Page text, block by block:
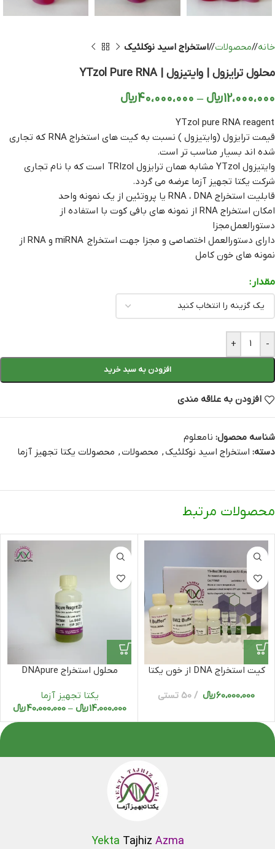
خانه/ محصولات/ استخراج اسید نوکلئیک
محلول ترایزول | وایتیزول | YTzol Pure RNA
12،000،000﷼ – 40،000،000﷼
قیمت ترایزول (وایتیزول ) نسبت به کیت های استخراج RNA که تجاری
شده اند بسیار مناسب تر است.
وایتیزول YTzol مشابه همان ترایزول TRIzol است که با نام تجاری
شرکت یکتا تجهیز آزما عرضه می گردد.
قابلیت استخراج RNA ، DNA یا پروتئین از یک نمونه واحد
امکان استخراج RNA از نمونه های بافی کوت با استفاده از
دستورالعمل مجزا
دارای دستورالعمل اختصاصی و مجزا جهت استخراج miRNA و RNA از
نمونه های خون کامل
مقدار
-
+
افزودن به سبد خرید
افزودن به علاقه مندی
شناسه محصول: نامعلوم
دسته: استخراج اسید نوکلئیک , محصولات , محصولات یکتا تجهیز آزما
محصولات مرتبط
کیت استخراج DNA از خون یکتا
Extraction mini Kit
60،000،000﷼ 50 تستی
محلول استخراج DNApure
یکتا تجهیز آزما
14،000،000﷼ – 40،000،000﷼
Yekta Tajhiz Azma